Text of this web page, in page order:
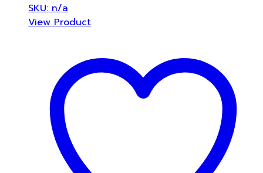
SKU: n/a
View Product